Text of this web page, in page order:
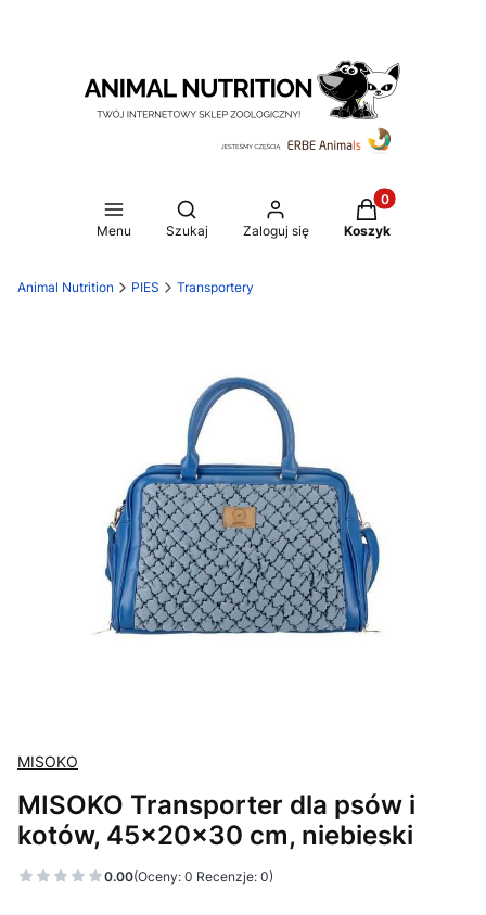
Menu
Otwórz wyszukiwarkę
Szukaj Zaloguj się
Produkty w
Koszyk
Animal Nutrition PIES Transportery
MISOKO
MISOKO Transporter dla psów i
kotów, 45x20x30 cm, niebieski
0.00(Oceny: 0 Recenzje: 0)